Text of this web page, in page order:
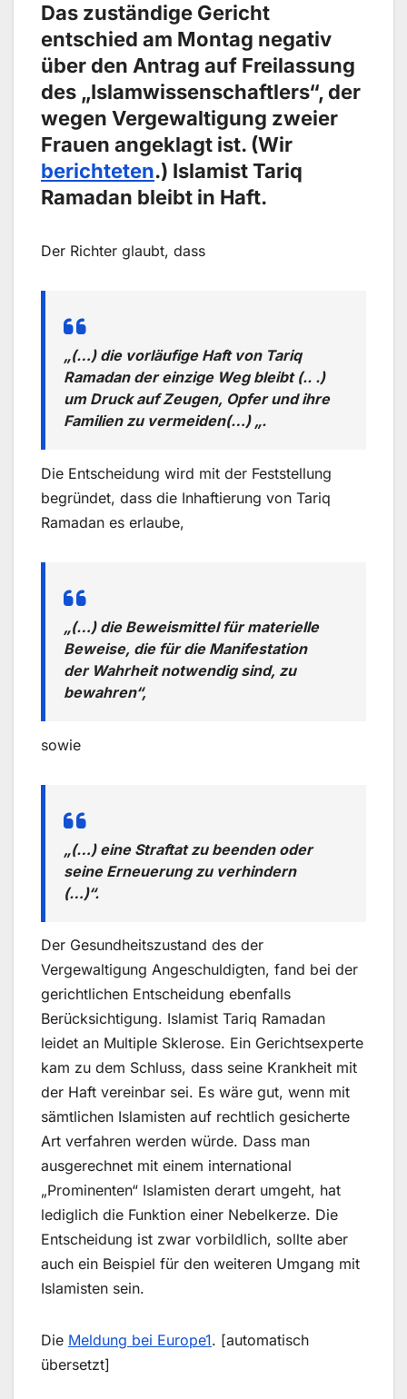
Das zuständige Gericht
entschied am Montag negativ
über den Antrag auf Freilassung
des „Islamwissenschaftlers“, der
wegen Vergewaltigung zweier
Frauen angeklagt ist. (Wir
berichteten.) Islamist Tariq
Ramadan bleibt in Haft.
Der Richter glaubt, dass
„(…) die vorläufige Haft von Tariq
Ramadan der einzige Weg bleibt (.. .)
um Druck auf Zeugen, Opfer und ihre
Familien zu vermeiden(…) „.
Die Entscheidung wird mit der Feststellung
begründet, dass die Inhaftierung von Tariq
Ramadan es erlaube,
„(…) die Beweismittel für materielle
Beweise, die für die Manifestation
der Wahrheit notwendig sind, zu
bewahren“,
sowie
„(…) eine Straftat zu beenden oder
seine Erneuerung zu verhindern
(…)“.
Der Gesundheitszustand des der
Vergewaltigung Angeschuldigten, fand bei der
gerichtlichen Entscheidung ebenfalls
Berücksichtigung. Islamist Tariq Ramadan
leidet an Multiple Sklerose. Ein Gerichtsexperte
kam zu dem Schluss, dass seine Krankheit mit
der Haft vereinbar sei. Es wäre gut, wenn mit
sämtlichen Islamisten auf rechtlich gesicherte
Art verfahren werden würde. Dass man
ausgerechnet mit einem international
„Prominenten“ Islamisten derart umgeht, hat
lediglich die Funktion einer Nebelkerze. Die
Entscheidung ist zwar vorbildlich, sollte aber
auch ein Beispiel für den weiteren Umgang mit
Islamisten sein.
Die Meldung bei Europe1. [automatisch
übersetzt]